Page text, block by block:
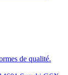
de qualité.